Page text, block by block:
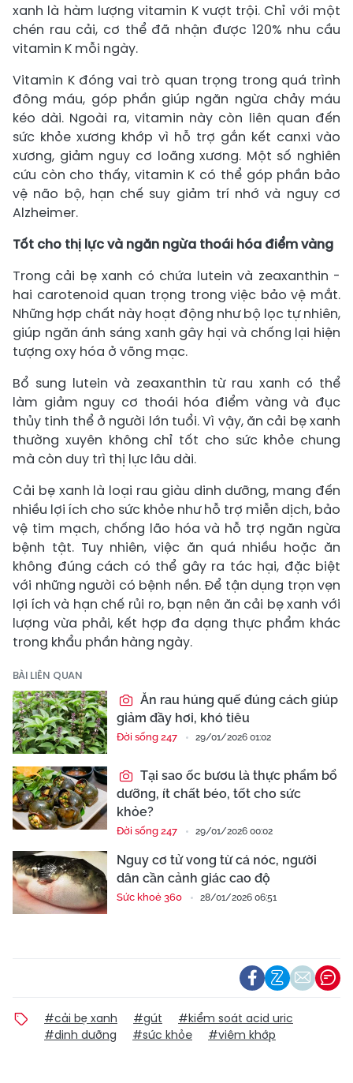
xanh là hàm lượng vitamin K vượt trội. Chỉ với một
chén rau cải, cơ thể đã nhận được 120% nhu cầu
vitamin K mỗi ngày.
Vitamin K đóng vai trò quan trọng trong quá trình
đông máu, góp phần giúp ngăn ngừa chảy máu
kéo dài. Ngoài ra, vitamin này còn liên quan đến
sức khỏe xương khớp vì hỗ trợ gắn kết canxi vào
xương, giảm nguy cơ loãng xương. Một số nghiên
cứu còn cho thấy, vitamin K có thể góp phần bảo
vệ não bộ, hạn chế suy giảm trí nhớ và nguy cơ
Alzheimer.
Tốt cho thị lực và ngăn ngừa thoái hóa điểm vàng
Trong cải bẹ xanh có chứa lutein và zeaxanthin -
hai carotenoid quan trọng trong việc bảo vệ mắt.
Những hợp chất này hoạt động như bộ lọc tự nhiên,
giúp ngăn ánh sáng xanh gây hại và chống lại hiện
tượng oxy hóa ở võng mạc.
Bổ sung lutein và zeaxanthin từ rau xanh có thể
làm giảm nguy cơ thoái hóa điểm vàng và đục
thủy tinh thể ở người lớn tuổi. Vì vậy, ăn cải bẹ xanh
thường xuyên không chỉ tốt cho sức khỏe chung
mà còn duy trì thị lực lâu dài.
Cải bẹ xanh là loại rau giàu dinh dưỡng, mang đến
nhiều lợi ích cho sức khỏe như hỗ trợ miễn dịch, bảo
vệ tim mạch, chống lão hóa và hỗ trợ ngăn ngừa
bệnh tật. Tuy nhiên, việc ăn quá nhiều hoặc ăn
không đúng cách có thể gây ra tác hại, đặc biệt
với những người có bệnh nền. Để tận dụng trọn vẹn
lợi ích và hạn chế rủi ro, bạn nên ăn cải bẹ xanh với
lượng vừa phải, kết hợp đa dạng thực phẩm khác
trong khẩu phần hàng ngày.
BÀI LIÊN QUAN
Ăn rau húng quế đúng cách giúp
giảm đầy hơi, khó tiêu
Đời sống 247 29/01/2026 01:02
Tại sao ốc bươu là thực phẩm bổ
dưỡng, ít chất béo, tốt cho sức
khỏe?
Đời sống 247 29/01/2026 00:02
Nguy cơ tử vong từ cá nóc, người
dân cần cảnh giác cao độ
Sức khoẻ 360 28/01/2026 06:51
#cải bẹ xanh #gút
#kiểm soát acid uric
#dinh dưỡng
#sức khỏe #viêm khớp